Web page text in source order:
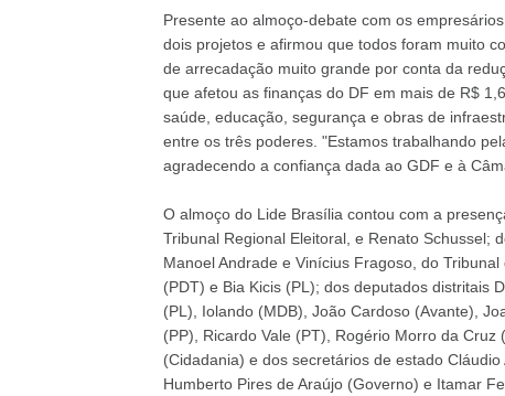
Presente ao almoço-debate com os
dois projetos e afirmou que todos foram muito
de arrecadação muito grande por conta da
que afetou as finanças do DF em mais de R$
saúde, educação, segurança e obras de
entre os três poderes. "Estamos trabalhando
agradecendo a confiança dada ao GDF e à
O almoço do Lide Brasília contou com a
Tribunal Regional Eleitoral, e Renato Schussel;
Manoel Andrade e Vinícius Fragoso, do
(PDT) e Bia Kicis (PL); dos deputados distritais
(PL), Iolando (MDB), João Cardoso (Avante),
(PP), Ricardo Vale (PT), Rogério Morro da
(Cidadania) e dos secretários de estado
Humberto Pires de Araújo (Governo) e Itamar